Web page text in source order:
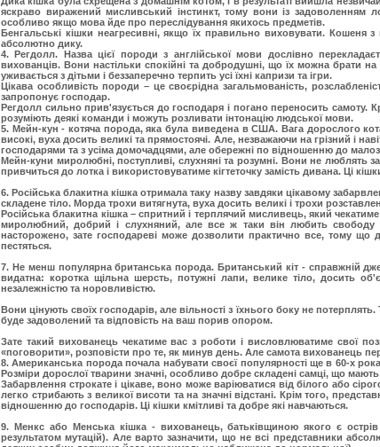
яскраво виражений мисливський інстинкт, тому вони із
особливо якщо мова йде про переслідування якихось предметів.
Бенгальські кішки неагресивні, якщо їх правильно виховувати.
абсолютно дику.
4. Регдолл. Назва цієї породи з англійської мови дослівно
вихованців. Вони настільки спокійні та добродушні, що їх можна брати
уживається з дітьми і беззаперечно терпить усі їхні капризи та ігри.
Цікава особливість породи – це своєрідна загальмованість,
запропонує господар.
Регдолл сильно прив'язується до господаря і погано переносить самоту.
розуміють деякі команди і можуть розливати інтонацію людської мови.
5. Мейн-кун - котяча порода, яка була виведена в США. Вага дорослого
високі, вуха досить великі та прямостоячі. Але, незважаючи на грізний і
господарями та з усіма домочадцями, але обережні по відношенню до
Мейн-куни миролюбні, поступливі, слухняні та розумні. Вони не
привчиться до лотка і використовуватиме кігтеточку замість дивана. Ці
6. Російська блакитна кішка отримала таку назву завдяки цікавому
складене тіло. Морда трохи витягнута, вуха досить великі і трохи
Російська блакитна кішка – спритний і терплячий мисливець, який
миролюбний, добрий і слухняний, але все ж таки він любить свободу
насторожено, зате господареві може дозволити практично все, тому що
пестяться.
7. Не менш популярна британська порода. Британський кіт - справжній
видатна: коротка щільна шерсть, потужні лапи, велике тіло, досить
незалежністю та норовливістю.
Вони цінують своїх господарів, але вільності з їхнього боку не
буде задоволений та відповість на ваш порив опором.
Зате такий вихованець чекатиме вас з роботи і висловлюватиме свої
«поговорити», розповісти про те, як минув день. Але самота вихованець
8. Американська породапочала набувати своєї популярності ще в 60-х
Розміри дорослої тварини значні, особливо добре складені самці, що
Забарвлення строкате і цікаве, воно може варіюватися від білого або
легко стрибають з великої висоти та на значні відстані. Крім того,
відношенню до господарів. Ці кішки кмітливі та добре які навчаються.
9. Менкс або Менська кішка - вихованець, батьківщиною якого є
результатом мутацій). Але варто зазначити, що не всі представники